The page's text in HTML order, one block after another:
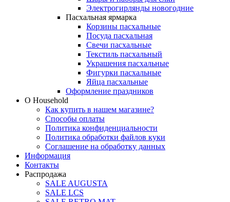
Электрогирлянды новогодние
Пасхальная ярмарка
Корзины пасхальные
Посуда пасхальная
Свечи пасхальные
Текстиль пасхальный
Украшения пасхальные
Фигурки пасхальные
Яйца пасхальные
Оформление праздников
О Household
Как купить в нашем магазине?
Способы оплаты
Политика конфиденциальности
Политика обработки файлов куки
Соглашение на обработку данных
Информация
Контакты
Распродажа
SALE AUGUSTA
SALE LCS